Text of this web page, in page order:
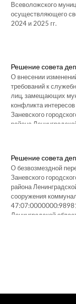
Всеволожского
осуществляющего
2024 и 2025 гг.
Решение совета
О внесении
требований к
лиц, замещающих
конфликта
Заневского
района
Решение совета
О безвозмездной
Заневского
района
сооружения
Ленинградской